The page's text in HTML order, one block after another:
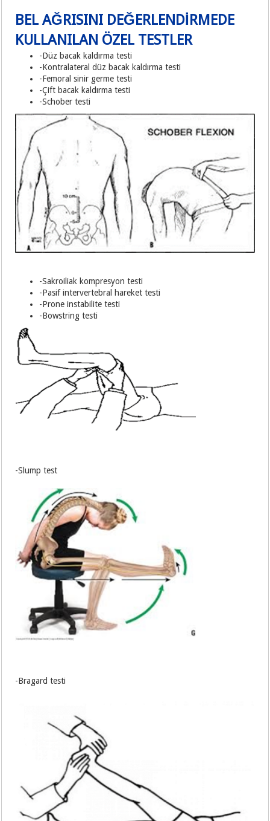
BEL AĞRISINI DEĞERLENDİRMEDE
KULLANILAN ÖZEL TESTLER
-Düz bacak kaldırma testi
-Kontralateral düz bacak kaldırma testi
-Femoral sinir germe testi
-Çift bacak kaldırma testi
-Schober testi
-Sakroiliak kompresyon testi
-Pasif intervertebral hareket testi
-Prone instabilite testi
-Bowstring testi
-Slump test
-Bragard testi